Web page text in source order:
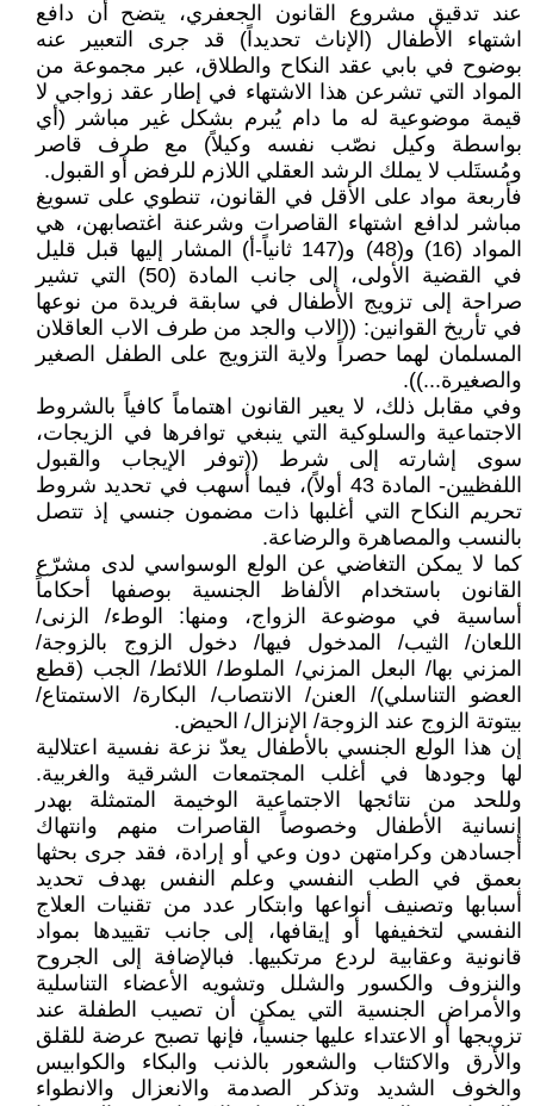
عند تدقيق مشروع القانون الجعفري، يتضح أن دافع
اشتهاء الأطفال (الإناث تحديداً) قد جرى التعبير عنه
بوضوح في بابي عقد النكاح والطلاق، عبر مجموعة من
المواد التي تشرعن هذا الاشتهاء في إطار عقد زواجي لا
قيمة موضوعية له ما دام يُبرم بشكل غير مباشر (أي
بواسطة وكيل نصّب نفسه وكيلاً) مع طرف قاصر
ومُستَلب لا يملك الرشد العقلي اللازم للرفض أو القبول.
فأربعة مواد على الأقل في القانون، تنطوي على تسويغ
مباشر لدافع اشتهاء القاصرات وشرعنة اغتصابهن، هي
المواد (16) و(48) و(147 ثانياً-أ) المشار إليها قبل قليل
في القضية الأولى، إلى جانب المادة (50) التي تشير
صراحة إلى تزويج الأطفال في سابقة فريدة من نوعها
في تأريخ القوانين: ((الاب والجد من طرف الاب العاقلان
المسلمان لهما حصراً ولاية التزويج على الطفل الصغير
والصغيرة...)).
وفي مقابل ذلك، لا يعير القانون اهتماماً كافياً بالشروط
الاجتماعية والسلوكية التي ينبغي توافرها في الزيجات،
سوى إشارته إلى شرط ((توفر الإيجاب والقبول
اللفظيين- المادة 43 أولاً)، فيما أسهب في تحديد شروط
تحريم النكاح التي أغلبها ذات مضمون جنسي إذ تتصل
بالنسب والمصاهرة والرضاعة.
كما لا يمكن التغاضي عن الولع الوسواسي لدى مشرّع
القانون باستخدام الألفاظ الجنسية بوصفها أحكاماً
أساسية في موضوعة الزواج، ومنها: الوطء/ الزنى/
اللعان/ الثيب/ المدخول فيها/ دخول الزوج بالزوجة/
المزني بها/ البعل المزني/ الملوط/ اللائط/ الجب (قطع
العضو التناسلي)/ العنن/ الانتصاب/ البكارة/ الاستمتاع/
بيتوتة الزوج عند الزوجة/ الإنزال/ الحيض.
إن هذا الولع الجنسي بالأطفال يعدّ نزعة نفسية اعتلالية
لها وجودها في أغلب المجتمعات الشرقية والغربية.
وللحد من نتائجها الاجتماعية الوخيمة المتمثلة بهدر
إنسانية الأطفال وخصوصاً القاصرات منهم وانتهاك
أجسادهن وكرامتهن دون وعي أو إرادة، فقد جرى بحثها
بعمق في الطب النفسي وعلم النفس بهدف تحديد
أسبابها وتصنيف أنواعها وابتكار عدد من تقنيات العلاج
النفسي لتخفيفها أو إيقافها، إلى جانب تقييدها بمواد
قانونية وعقابية لردع مرتكبيها. فبالإضافة إلى الجروح
والنزوف والكسور والشلل وتشويه الأعضاء التناسلية
والأمراض الجنسية التي يمكن أن تصيب الطفلة عند
تزويجها أو الاعتداء عليها جنسياً، فإنها تصبح عرضة للقلق
والأرق والاكتئاب والشعور بالذنب والبكاء والكوابيس
والخوف الشديد وتذكر الصدمة والانعزال والانطواء